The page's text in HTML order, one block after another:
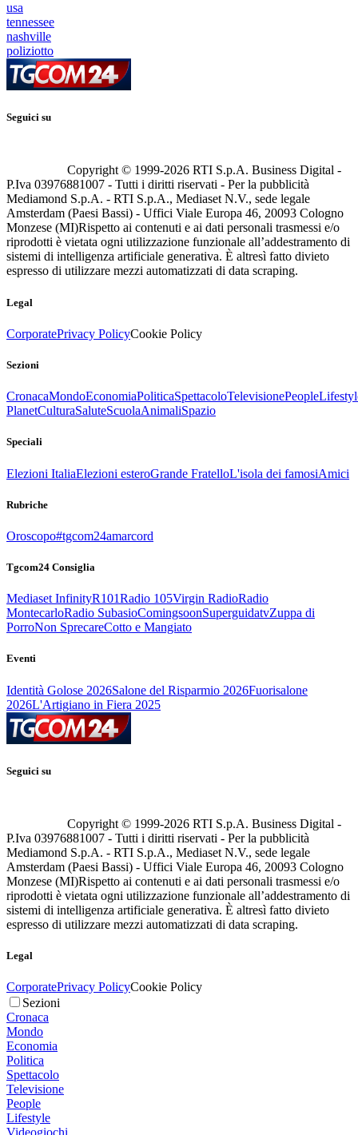
usa
tennessee
nashville
poliziotto
Seguici su
Copyright © 1999-2026 RTI S.p.A. Business Digital -
P.Iva 03976881007 - Tutti i diritti riservati - Per la pubblicità
Mediamond S.p.A. - RTI S.p.A., Mediaset N.V., sede legale
Amsterdam (Paesi Bassi) - Uffici Viale Europa 46, 20093 Cologno
Monzese (MI)Rispetto ai contenuti e ai dati personali trasmessi e/o
riprodotti è vietata ogni utilizzazione funzionale all’addestramento di
sistemi di intelligenza artificiale generativa. È altresì fatto divieto
espresso di utilizzare mezzi automatizzati di data scraping.
Legal
CorporatePrivacy PolicyCookie Policy
Sezioni
CronacaMondoEconomiaPoliticaSpettacoloTelevisionePeople
PlanetCulturaSaluteScuolaAnimaliSpazio
Speciali
Elezioni ItaliaElezioni esteroGrande FratelloL'isola dei famosiAmici
Rubriche
Oroscopo#tgcom24amarcord
Tgcom24 Consiglia
Mediaset InfinityR101Radio 105Virgin RadioRadio
MontecarloRadio SubasioComingsoonSuperguidatvZuppa di
PorroNon SprecareCotto e Mangiato
Eventi
Identità Golose 2026Salone del Risparmio 2026Fuorisalone
2026L'Artigiano in Fiera 2025
Seguici su
Copyright © 1999-2026 RTI S.p.A. Business Digital -
P.Iva 03976881007 - Tutti i diritti riservati - Per la pubblicità
Mediamond S.p.A. - RTI S.p.A., Mediaset N.V., sede legale
Amsterdam (Paesi Bassi) - Uffici Viale Europa 46, 20093 Cologno
Monzese (MI)Rispetto ai contenuti e ai dati personali trasmessi e/o
riprodotti è vietata ogni utilizzazione funzionale all’addestramento di
sistemi di intelligenza artificiale generativa. È altresì fatto divieto
espresso di utilizzare mezzi automatizzati di data scraping.
Legal
CorporatePrivacy PolicyCookie Policy
Sezioni
Cronaca
Mondo
Economia
Politica
Spettacolo
Televisione
People
Lifestyle